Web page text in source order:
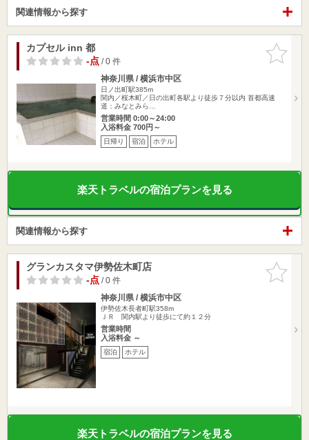
関連情報から探す
お気に入
りに追加
カプセル inn 都
-点/ 0 件
神奈川県 / 横浜市中区
日ノ出町駅385m
関内／桜木町／日の出町各駅より徒歩７分以内 首都高速
道：みなとみら…
営業時間 0:00～24:00
入浴料金 700円～
日帰り 宿泊 ホテル
楽天トラベルの宿泊プランを見る
関連情報から探す
お気に入
りに追加
グランカスタマ伊勢佐木町店
-点/ 0 件
神奈川県 / 横浜市中区
伊勢佐木長者町駅358m
ＪＲ 関内駅より徒歩にて約１２分
営業時間
入浴料金 ～
宿泊 ホテル
楽天トラベルの宿泊プランを見る